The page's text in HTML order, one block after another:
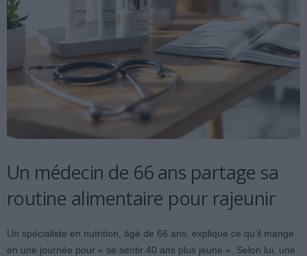
Un médecin de 66 ans partage sa
routine alimentaire pour rajeunir
Un spécialiste en nutrition, âgé de 66 ans, explique ce qu’il mange
en une journée pour « se sentir 40 ans plus jeune ». Selon lui, une